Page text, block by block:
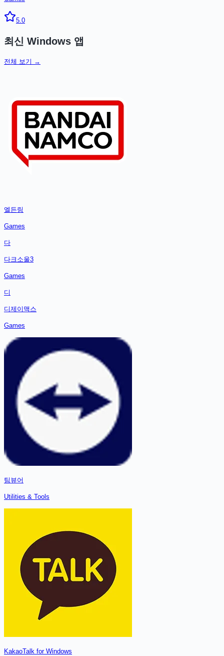
5.0
최신 Windows 앱
전체 보기 →
엘든링
Games
다
다크소울3
Games
디
디제이맥스
Games
팀뷰어
Utilities & Tools
KakaoTalk for Windows